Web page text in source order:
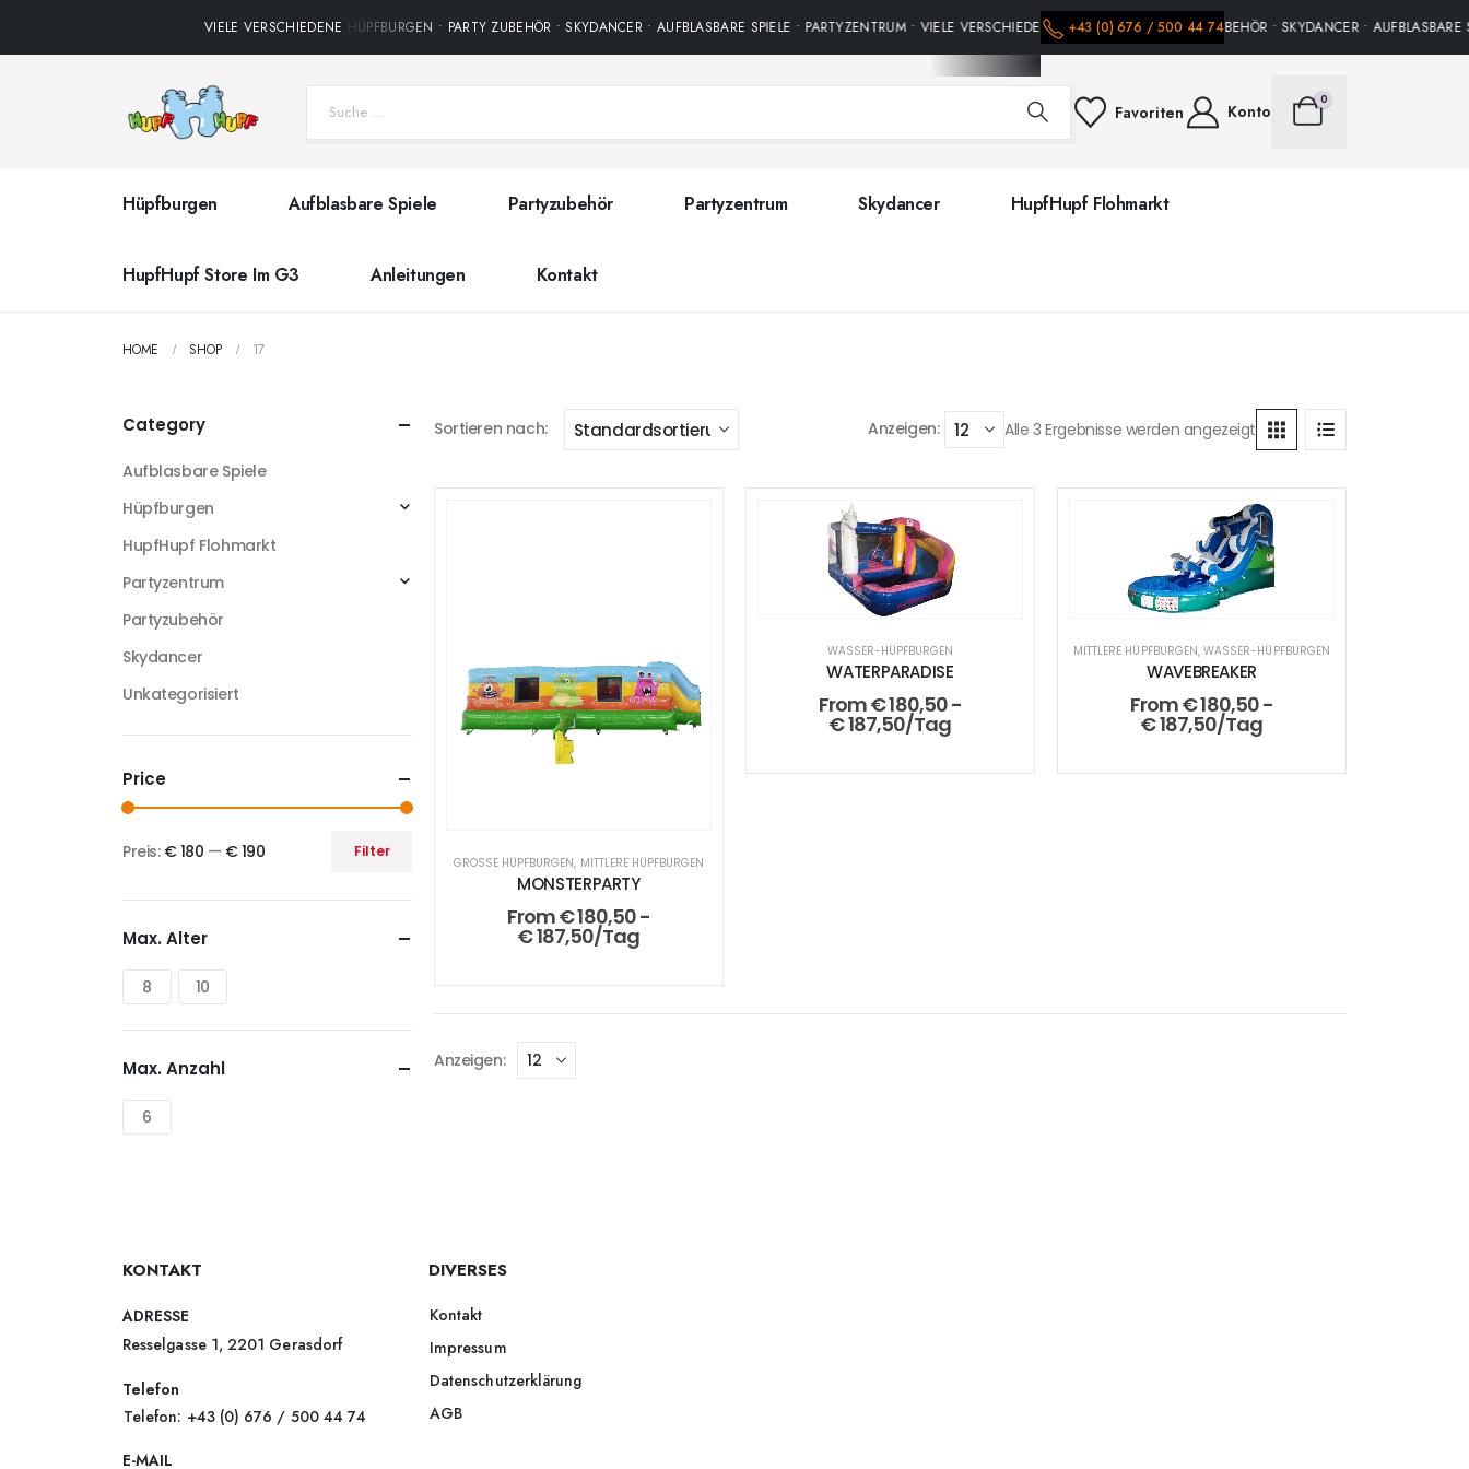
VIELE VERSCHIEDENE HÜPFBURGEN • PARTY ZUBEHÖR • SKYDANCER • AUFBLASBARE SPIELE • PARTYZENTRUM • VIELE VERSCHIEDENE HÜPFBURGEN • PARTY ZUBEHÖR • SKYDANCER •
+43 (0) 676 / 500 44 74
Favoriten Konto
0
Hüpfburgen Aufblasbare Spiele Partyzubehör Partyzentrum Skydancer HupfHupf Flohmarkt
HupfHupf Store Im G3 Anleitungen Kontakt
HOME SHOP 17
Sortieren nach: Anzeigen: Alle 3 Ergebnisse werden angezeigt
GROSSE HÜPFBURGEN , MITTLERE HÜPFBURGEN
MONSTERPARTY
From€180,50-
€187,50/Tag
WASSER-HÜPFBURGEN
WATERPARADISE
From€180,50-
€187,50/Tag
MITTLERE HÜPFBURGEN,WASSER-HÜPFBURGEN
WAVEBREAKER
From€180,50-
€187,50/Tag
Anzeigen:
Category
Aufblasbare Spiele
Hüpfburgen
HupfHupf Flohmarkt
Partyzentrum
Partyzubehör
Skydancer
Unkategorisiert
Price
Filter
Preis: € 180 — € 190
Max. Alter
8 10
Max. Anzahl
6
KONTAKT
ADRESSE
Resselgasse 1, 2201 Gerasdorf
Telefon
Telefon: +43 (0) 676 / 500 44 74
E-MAIL
DIVERSES
Kontakt
Impressum
Datenschutzerklärung
AGB